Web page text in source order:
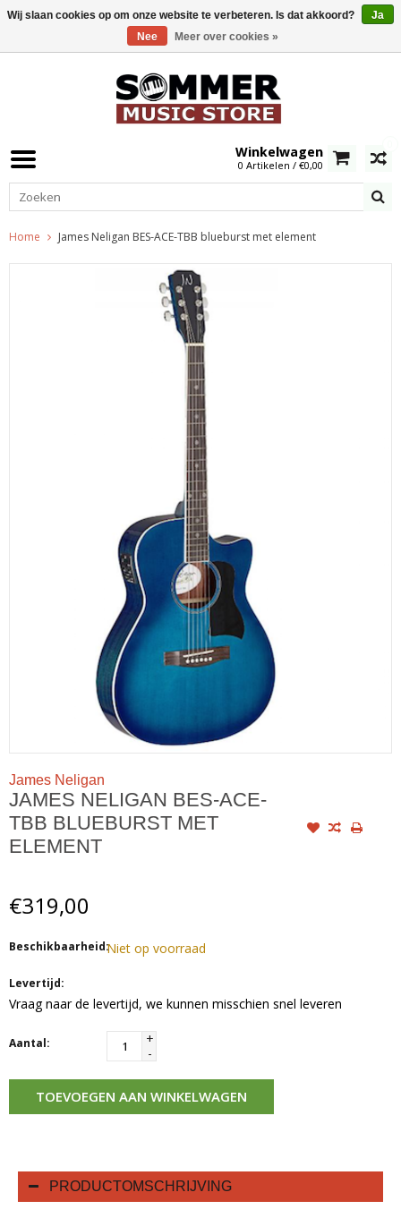
Winkelwagen
0 Artikelen / €0,00
Home James Neligan BES-ACE-TBB blueburst met element
James Neligan
JAMES NELIGAN BES-ACE-
TBB BLUEBURST MET
ELEMENT
€319,00
Beschikbaarheid:Niet op voorraad
Levertijd:
Vraag naar de levertijd, we kunnen misschien snel leveren
Aantal:
+
-
TOEVOEGEN AAN WINKELWAGEN
PRODUCTOMSCHRIJVING
Wij slaan cookies op om onze website te verbeteren. Is dat akkoord?
Ja
Nee
Meer over cookies »